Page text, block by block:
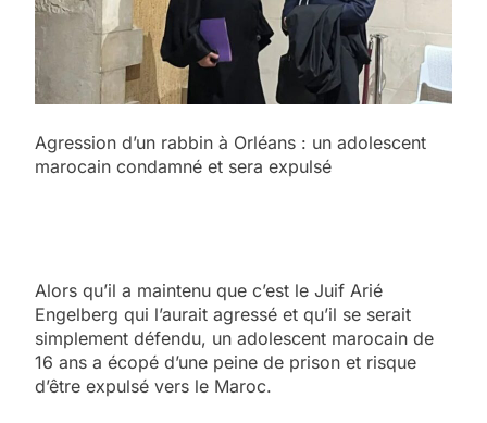
Agression d’un rabbin à Orléans : un adolescent
marocain condamné et sera expulsé
Alors qu’il a maintenu que c’est le Juif Arié
Engelberg qui l’aurait agressé et qu’il se serait
simplement défendu, un adolescent marocain de
16 ans a écopé d’une peine de prison et risque
d’être expulsé vers le Maroc.